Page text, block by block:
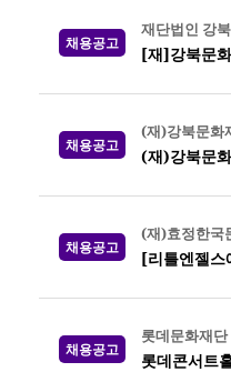
채용공고
재단법인 강
[재]강북문
채용공고
(재)강북문화
(재)강북문
채용공고
(재)효정한국
[리틀엔젤스
채용공고
롯데문화재단
롯데콘서트